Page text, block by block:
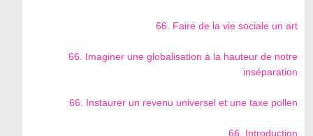
66. Faire de la vie sociale un art
66. Imaginer une globalisation à la hauteur de notre
inséparation
66. Instaurer un revenu universel et une taxe pollen
66. Introduction